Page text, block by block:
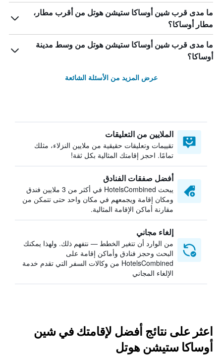
ما مدى قرب شين أوساكا ستيشن هوتل من أقرب مطار،
مطار أوساكا؟
ما مدى قرب شين أوساكا ستيشن هوتل من وسط مدينة
أوساكا؟
عرض المزيد من الأسئلة الشائعة
الملايين من التعليقات
تقييمات وتعليقات حقيقية من ملايين النزلاء، مثلك
تمامًا. احجز إقامتك المثالية بكل ثقة!
أفضل صفقات الفنادق
يبحث HotelsCombined في أكثر من 3 ملايين فندق
ومكان إقامة ويجمعهم في مكان واحد حتى تتمكن من
مقارنة أماكن الإقامة المثالية.
إلغاء مجاني
من الوارد أن تتغير الخطط — نتفهم ذلك. ولهذا يمكنك
البحث وحجز فنادق وأماكن إقامة على
HotelsCombined من وكالات السفر التي تقدم خدمة
الإلغاء المجاني
اعثر على نتائج أفضل لإقامتك في شين
أوساكا ستيشن هوتل